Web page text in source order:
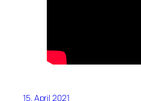
15. April 2021